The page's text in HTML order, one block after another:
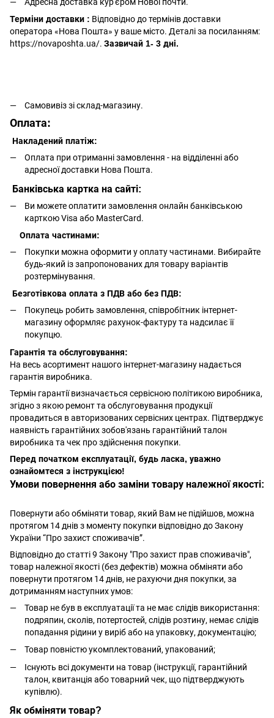
Терміни доставки : Відповідно до термінів доставки
оператора «Нова Пошта» у ваше місто. Деталі за посиланням:
https://novaposhta.ua/. Зазвичай 1- 3 дні.
Самовивіз зі склад-магазину.
Оплата:
Накладений платіж:
Оплата при отриманні замовлення - на відділенні або
адресної доставки Нова Пошта.
Банківська картка на сайті:
Ви можете оплатити замовлення онлайн банківською
карткою Visa або MasterCard.
Оплата частинами:
Покупки можна оформити у оплату частинами. Вибирайте
будь-який із запропонованих для товару варіантів
розтермінування.
Безготівкова оплата з ПДВ або без ПДВ:
Покупець робить замовлення, співробітник інтернет-
магазину оформляє рахунок-фактуру та надсилає її
покупцю.
Гарантія та обслуговування:
На весь асортимент нашого інтернет-магазину надається
гарантія виробника.
Термін гарантії визначається сервісною політикою виробника,
згідно з якою ремонт та обслуговування продукції
провадиться в авторизованих сервісних центрах. Підтверджує
наявність гарантійних зобов'язань гарантійний талон
виробника та чек про здійснення покупки.
Перед початком експлуатації, будь ласка, уважно
ознайомтеся з інструкцією!
Умови повернення або заміни товару належної якості:
Повернути або обміняти товар, який Вам не підійшов, можна
протягом 14 днів з моменту покупки відповідно до Закону
України “Про захист споживачів”.
Відповідно до статті 9 Закону "Про захист прав споживачів",
товар належної якості (без дефектів) можна обміняти або
повернути протягом 14 днів, не рахуючи дня покупки, за
дотриманням наступних умов:
Товар не був в експлуатації та не має слідів використання:
подряпин, сколів, потертостей, слідів розтину, немає слідів
попадання рідини у виріб або на упаковку, документацію;
Товар повністю укомплектований, упакований;
Існують всі документи на товар (інструкції, гарантійний
талон, квитанція або товарний чек, що підтверджують
купівлю).
Як обміняти товар?